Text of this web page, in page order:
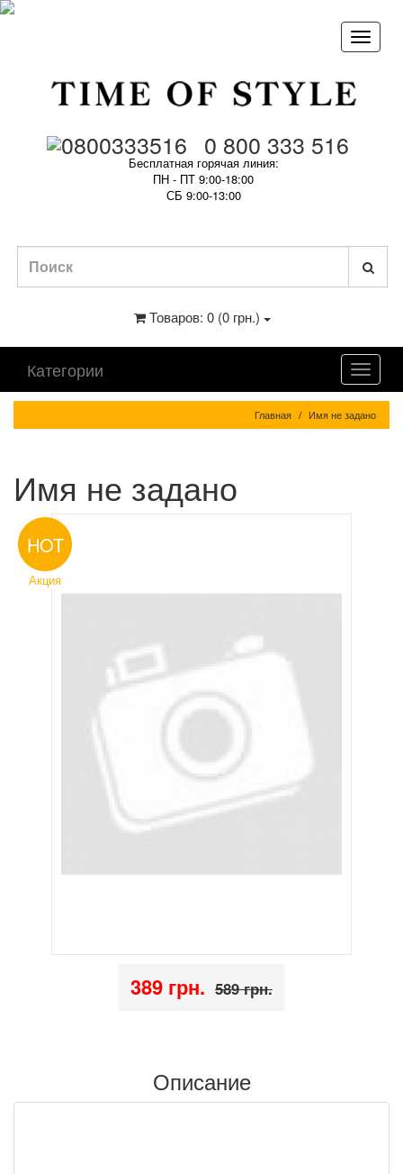
0 800 333 516
Бесплатная горячая линия:
ПН - ПТ 9:00-18:00
СБ 9:00-13:00
Товаров: 0 (0 грн.)
Категории
Главная Имя не задано
Имя не задано
HOT
Акция
389 грн. 589 грн.
Описание